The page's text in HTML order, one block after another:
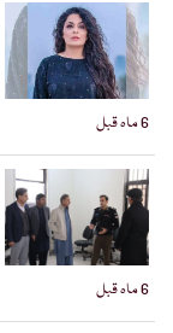
6 ماہ قبل
6 ماہ قبل